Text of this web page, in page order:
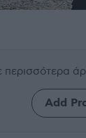
περισσότερα
Add